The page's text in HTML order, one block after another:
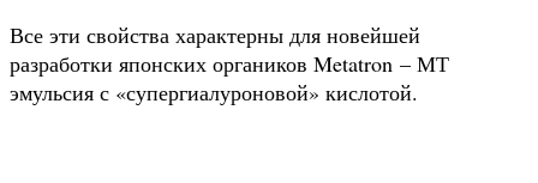
Все эти свойства характерны для новейшей
разработки японских органиков Metatron – МТ
эмульсия с «супергиалуроновой» кислотой.